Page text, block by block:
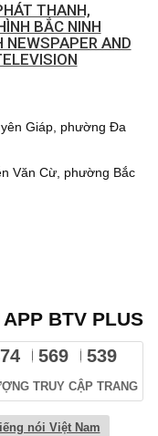
THANH,
BẮC NINH
NEWSPAPER AND
Giáp, phường Đa
Cừ, phường Bắc
BTV PLUS
569 539
TRUY CẬP TRANG
nói Việt Nam